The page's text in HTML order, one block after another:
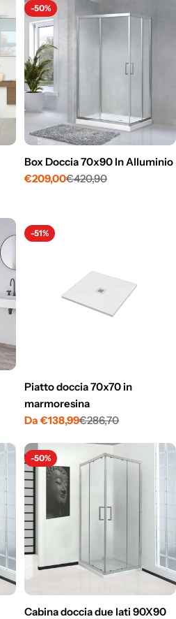
vendita
-50%
Box Doccia 70x90 In Alluminio
Prezzo
€209,00
Prezzo €420,90
-51%
Piatto doccia 70x70 in
marmoresina
Prezzo
vendita
Da €138,99
Prezzo
€286,70
-50%
Cabina doccia due lati 90X90